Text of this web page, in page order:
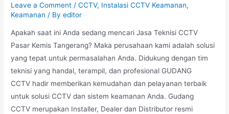
Leave a Comment /CCTV, Instalasi CCTV Keamanan,
Keamanan / Byeditor
Apakah saat ini Anda sedang mencari Jasa Teknisi CCTV
Pasar Kemis Tangerang? Maka perusahaan kami adalah solusi
yang tepat untuk permasalahan Anda. Didukung dengan tim
teknisi yang handal, terampil, dan profesional GUDANG
CCTV hadir memberikan kemudahan dan pelayanan terbaik
untuk solusi CCTV dan sistem keamanan Anda. Gudang
CCTV merupakan Installer, Dealer dan Distributor resmi